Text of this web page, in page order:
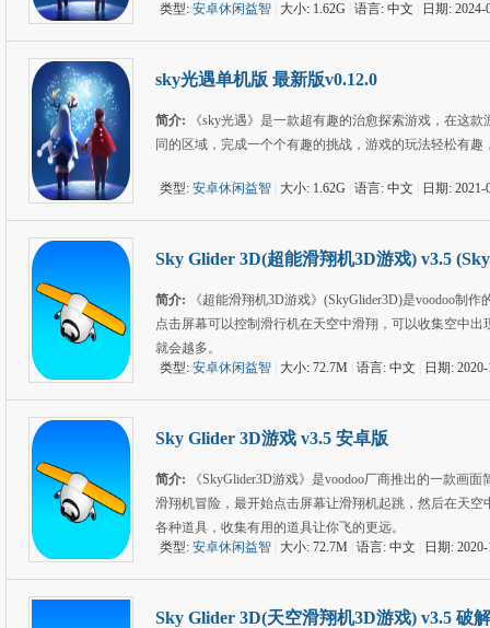
类型: 安卓休闲益智 大小: 1.62G 语言: 中文 日期: 2024-
sky光遇单机版 最新版v0.12.0
简介:
《sky光遇》是一款超有趣的治愈探索游戏，在这
同的区域，完成一个个有趣的挑战，游戏的玩法轻松有趣
类型: 安卓休闲益智 大小: 1.62G 语言: 中文 日期: 2021-
Sky Glider 3D(超能滑翔机3D游戏) v3.5
简介:
《超能滑翔机3D游戏》(SkyGlider3D)是voodoo制
点击屏幕可以控制滑行机在天空中滑翔，可以收集空中
就会越多。
类型: 安卓休闲益智 大小: 72.7M 语言: 中文 日期:
Sky Glider 3D游戏 v3.5 安卓版
简介:
《SkyGlider3D游戏》是voodoo厂商推出的一款画
滑翔机冒险，最开始点击屏幕让滑翔机起跳，然后在天
各种道具，收集有用的道具让你飞的更远。
类型: 安卓休闲益智 大小: 72.7M 语言: 中文 日期:
Sky Glider 3D(天空滑翔机3D游戏) v3.5 破